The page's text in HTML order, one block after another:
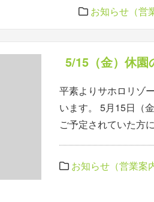
お知らせ（営
5/15（金）休園
平素よりサホロリゾ
います。 5月15日（
ご予定されていた方
お知らせ（営業案